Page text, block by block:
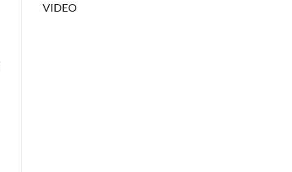
VIDEO